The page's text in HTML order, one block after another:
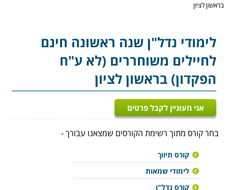
בראשון לציון
לימודי נדל"ן שנה ראשונה חינם
לחיילים משוחררים (לא ע"ח
הפקדון) בראשון לציון
אני מעוניין לקבל פרטים
בחר קורס מתוך רשימת הקורסים שמצאנו עבורך -
קורס תיווך
לימודי שמאות
קורס נדל"ן